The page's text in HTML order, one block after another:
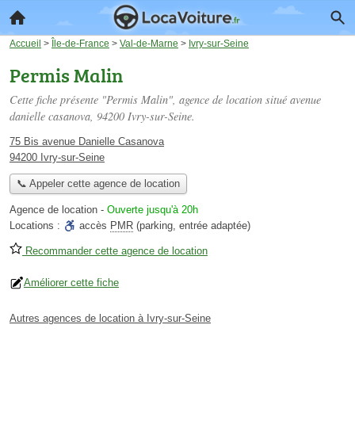
Accueil > Île-de-France > Val-de-Marne > Ivry-sur-Seine
Permis Malin
Cette fiche présente "Permis Malin", agence de location situé avenue
danielle casanova, 94200 Ivry-sur-Seine.
75 Bis avenue Danielle Casanova
94200 Ivry-sur-Seine
📞 Appeler cette agence de location
Agence de location - Ouverte jusqu'à 20h
Locations :
accès PMR (parking, entrée adaptée)
Recommander cette agence de location
Améliorer cette fiche
Autres agences de location à Ivry-sur-Seine